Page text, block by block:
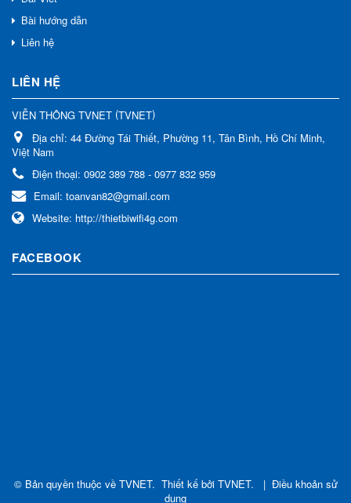
Bài hướng dẫn
Liên hệ
LIÊN HỆ
VIỄN THÔNG TVNET (TVNET)
Địa chỉ: 44 Đường Tái Thiết, Phường 11, Tân Bình, Hồ Chí Minh,
Việt Nam
Điện thoại: 0902 389 788 - 0977 832 959
Email: toanvan82@gmail.com
Website: http://thietbiwifi4g.com
FACEBOOK
© Bản quyền thuộc về TVNET. Thiết kế bởi TVNET. | Điều khoản sử
dụng